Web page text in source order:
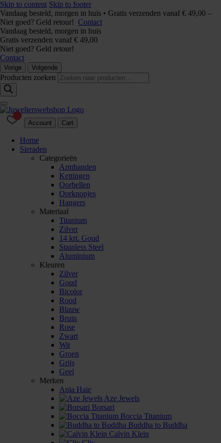
Skip to content Skip to footer
Vandaag besteld, morgen in huis • Gratis verzenden vanaf € 49,00 –
Niet goed? Geld retour! Contact
Vandaag besteld, morgen in huis
Gratis verzenden vanaf € 49,00
Niet goed? Geld retour!
Contact
Vorige Volgende
Producten zoeken
Account Cart
Home
Sieraden
Categorieën
Armbanden
Kettingen
Oorbellen
Oorknopjes
Hangers
Materiaal
Titanium
Zilver
14 krt. Goud
Stainless Steel
Aluminium
Kleuren
Zilver
Goud
Bicolor
Rood
Blauw
Bruin
Rose
Zwart
Wit
Groen
Grijs
Geel
Merken
Ania Haie
Aze Jewels
Borsari
Boccia Titanium
Buddha to Buddha
Calvin Klein